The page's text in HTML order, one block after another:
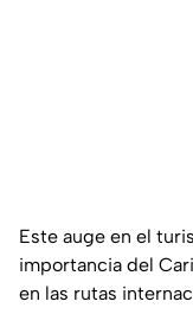
Este auge en el
importancia del
en las rutas